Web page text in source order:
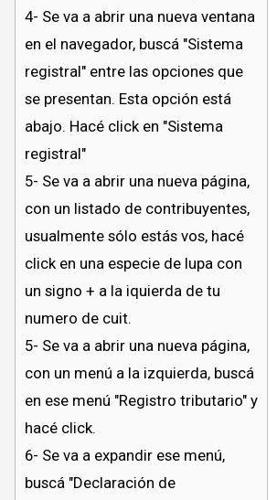
4- Se va a abrir una nueva ventana
en el navegador, buscá "Sistema
registral" entre las opciones que
se presentan. Esta opción está
abajo. Hacé click en "Sistema
registral"
5- Se va a abrir una nueva página,
con un listado de contribuyentes,
usualmente sólo estás vos, hacé
click en una especie de lupa con
un signo + a la iquierda de tu
numero de cuit.
5- Se va a abrir una nueva página,
con un menú a la izquierda, buscá
en ese menú "Registro tributario" y
hacé click.
6- Se va a expandir ese menú,
buscá "Declaración de